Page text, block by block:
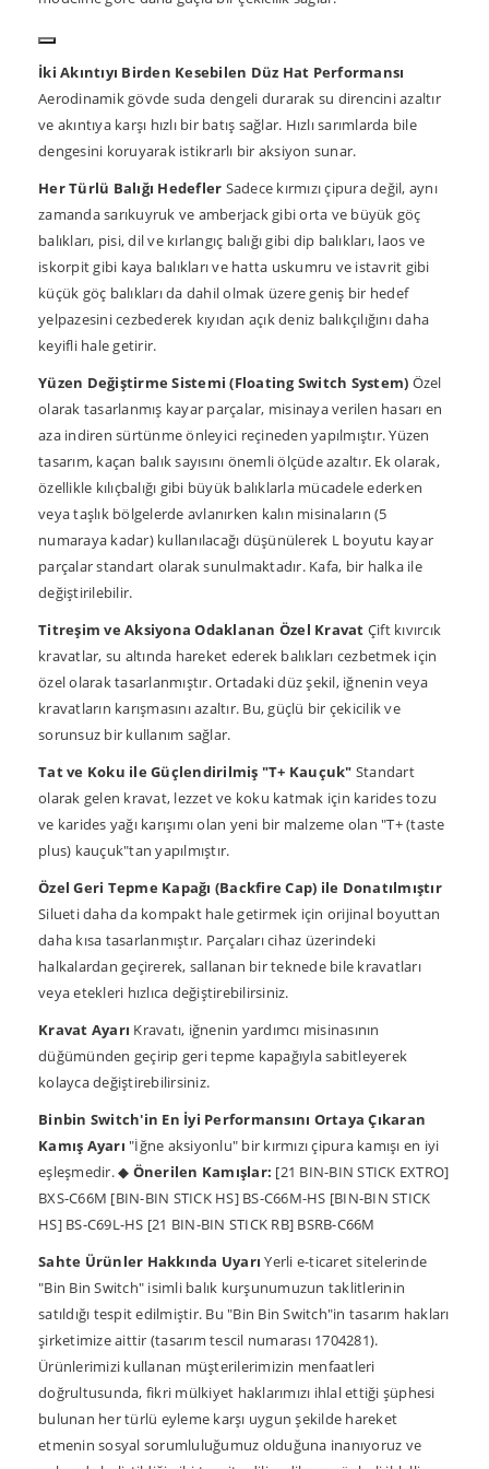
İki Akıntıyı Birden Kesebilen Düz Hat Performansı
Aerodinamik gövde suda dengeli durarak su direncini azaltır
ve akıntıya karşı hızlı bir batış sağlar. Hızlı sarımlarda bile
dengesini koruyarak istikrarlı bir aksiyon sunar.
Her Türlü Balığı Hedefler Sadece kırmızı çipura değil, aynı
zamanda sarıkuyruk ve amberjack gibi orta ve büyük göç
balıkları, pisi, dil ve kırlangıç balığı gibi dip balıkları, laos ve
iskorpit gibi kaya balıkları ve hatta uskumru ve istavrit gibi
küçük göç balıkları da dahil olmak üzere geniş bir hedef
yelpazesini cezbederek kıyıdan açık deniz balıkçılığını daha
keyifli hale getirir.
Yüzen Değiştirme Sistemi (Floating Switch System) Özel
olarak tasarlanmış kayar parçalar, misinaya verilen hasarı en
aza indiren sürtünme önleyici reçineden yapılmıştır. Yüzen
tasarım, kaçan balık sayısını önemli ölçüde azaltır. Ek olarak,
özellikle kılıçbalığı gibi büyük balıklarla mücadele ederken
veya taşlık bölgelerde avlanırken kalın misinaların (5
numaraya kadar) kullanılacağı düşünülerek L boyutu kayar
parçalar standart olarak sunulmaktadır. Kafa, bir halka ile
değiştirilebilir.
Titreşim ve Aksiyona Odaklanan Özel Kravat Çift kıvırcık
kravatlar, su altında hareket ederek balıkları cezbetmek için
özel olarak tasarlanmıştır. Ortadaki düz şekil, iğnenin veya
kravatların karışmasını azaltır. Bu, güçlü bir çekicilik ve
sorunsuz bir kullanım sağlar.
Tat ve Koku ile Güçlendirilmiş "T+ Kauçuk" Standart
olarak gelen kravat, lezzet ve koku katmak için karides tozu
ve karides yağı karışımı olan yeni bir malzeme olan "T+ (taste
plus) kauçuk"tan yapılmıştır.
Özel Geri Tepme Kapağı (Backfire Cap) ile Donatılmıştır
Silueti daha da kompakt hale getirmek için orijinal boyuttan
daha kısa tasarlanmıştır. Parçaları cihaz üzerindeki
halkalardan geçirerek, sallanan bir teknede bile kravatları
veya etekleri hızlıca değiştirebilirsiniz.
Kravat Ayarı Kravatı, iğnenin yardımcı misinasının
düğümünden geçirip geri tepme kapağıyla sabitleyerek
kolayca değiştirebilirsiniz.
Binbin Switch'in En İyi Performansını Ortaya Çıkaran
Kamış Ayarı "İğne aksiyonlu" bir kırmızı çipura kamışı en iyi
eşleşmedir. ◆ Önerilen Kamışlar: [21 BIN-BIN STICK EXTRO]
BXS-C66M [BIN-BIN STICK HS] BS-C66M-HS [BIN-BIN STICK
HS] BS-C69L-HS [21 BIN-BIN STICK RB] BSRB-C66M
Sahte Ürünler Hakkında Uyarı Yerli e-ticaret sitelerinde
"Bin Bin Switch" isimli balık kurşunumuzun taklitlerinin
satıldığı tespit edilmiştir. Bu "Bin Bin Switch"in tasarım hakları
şirketimize aittir (tasarım tescil numarası 1704281).
Ürünlerimizi kullanan müşterilerimizin menfaatleri
doğrultusunda, fikri mülkiyet haklarımızı ihlal ettiği şüphesi
bulunan her türlü eyleme karşı uygun şekilde hareket
etmenin sosyal sorumluluğumuz olduğuna inanıyoruz ve